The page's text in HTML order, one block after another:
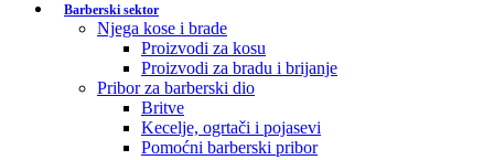
Barberski sektor
Njega kose i brade
Proizvodi za kosu
Proizvodi za bradu i brijanje
Pribor za barberski dio
Britve
Kecelje, ogrtači i pojasevi
Pomoćni barberski pribor